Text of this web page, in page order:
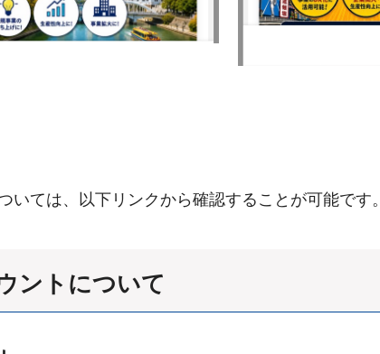
いては、以下リンクから確認することが可能です。
ントについて